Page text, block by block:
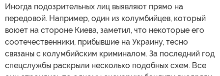
Иногда подозрительных лиц выявляют прямо на
передовой. Например, один из колумбийцев, который
воюет на стороне Киева, заметил, что некоторые его
соотечественники, прибывшие на Украину, тесно
связаны с колумбийским криминалом. За последний год
спецслужбы раскрыли несколько подобных схем. Все